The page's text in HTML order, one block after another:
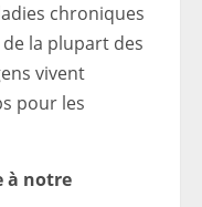
chroniques
la plupart des
vivent
pour les
à notre